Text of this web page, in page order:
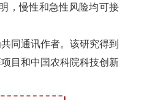
，慢性和急性风险均可接
同通讯作者。该研究得到
目和中国农科院科技创新